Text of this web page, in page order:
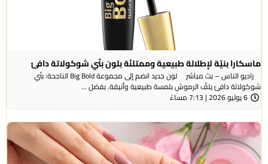
ماسكارا بنيّة لإطلالة طبيعية وممتلئة بلون بنّي شوكولاتة دافئ
راديو الناس – بث مباشر لون جديد انضم إلى مجموعة Big Bold الناجحة: بنّي
شوكولاتة دافئ يلفّ الرموش بلمسة طبيعية وأنيقة. بفضل ...
6 يوليو 2026 | 7:13 مساءً